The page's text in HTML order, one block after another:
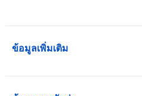
ข้อมูลเพิ่มเติม